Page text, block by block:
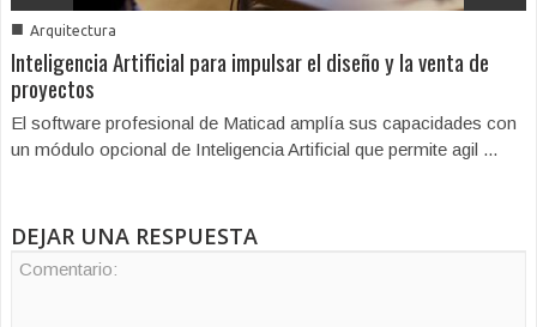
■ Arquitectura
Inteligencia Artificial para impulsar el diseño y la venta de
proyectos
El software profesional de Maticad amplía sus capacidades con
un módulo opcional de Inteligencia Artificial que permite agil ...
DEJAR UNA RESPUESTA